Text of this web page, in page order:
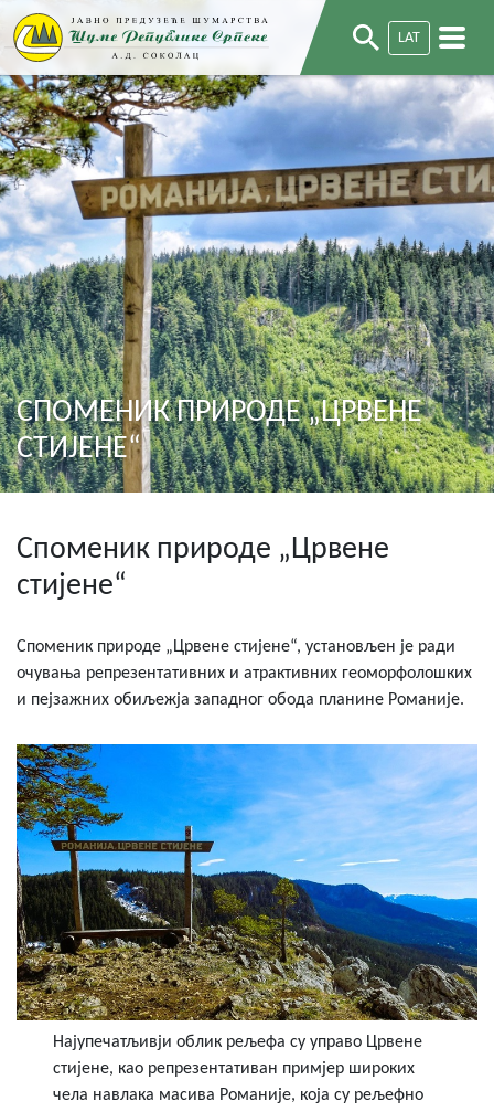
LAT
СПОМЕНИК ПРИРОДЕ „ЦРВЕНЕ
СТИЈЕНЕ“
Споменик природе „Црвене
стијене“
Споменик природе „Црвене стијене“, установљен је ради
очувања репрезентативних и атрактивних геоморфолошких
и пејзажних обиљежја западног обода планине Романије.
Најупечатљивји облик рељефа су управо Црвене
стијене, као репрезентативан примјер широких
чела навлака масива Романије, која су рељефно